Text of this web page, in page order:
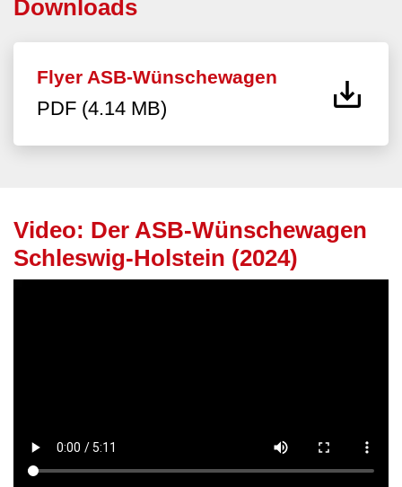
Downloads
Flyer ASB-Wünschewagen
PDF (4.14 MB)
Video: Der ASB-Wünschewagen
Schleswig-Holstein (2024)